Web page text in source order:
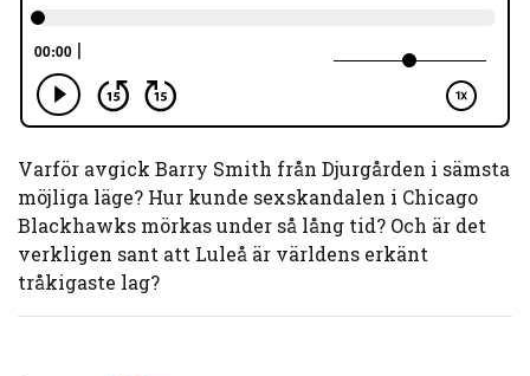
Varför avgick Barry Smith från Djurgården i sämsta
möjliga läge? Hur kunde sexskandalen i Chicago
Blackhawks mörkas under så lång tid? Och är det
verkligen sant att Luleå är världens erkänt
tråkigaste lag?